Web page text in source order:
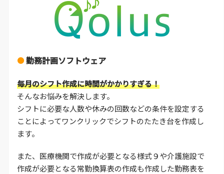
勤務計画ソフトウェア
毎月のシフト作成に時間がかかりすぎる！
そんなお悩みを解決します。
シフトに必要な人数や休みの回数などの条件を設定する
ことによってワンクリックでシフトのたたき台を作成し
ます。
また、医療機関で作成が必要となる様式９や介護施設で
作成が必要となる常勤換算表の作成も作成した勤務表を